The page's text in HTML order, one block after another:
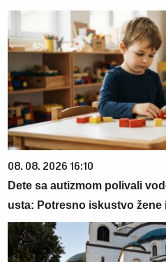
08. 08. 2026 16:10
Dete sa autizmom polivali
usta: Potresno iskustvo žene